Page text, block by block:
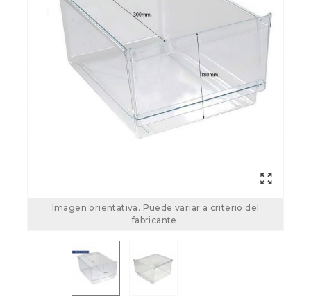
Imagen orientativa. Puede variar a criterio del
fabricante.